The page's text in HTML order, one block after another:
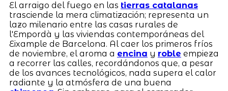
El arraigo del fuego en las tierras catalanas
trasciende la mera climatización; representa un
lazo milenario entre las casas rurales de
l'Empordà y las viviendas contemporáneas del
Eixample de Barcelona. Al caer los primeros fríos
de noviembre, el aroma a encina y roble empieza
a recorrer las calles, recordándonos que, a pesar
de los avances tecnológicos, nada supera el calor
radiante y la atmósfera de una buena